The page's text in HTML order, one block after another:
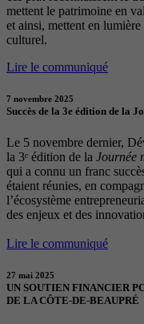
mettent le patrimoine en
et ainsi, mettent en lumière
culturel.
Lire le communiqué
7 novembre 2025
Succès de la 3e édition de la
Le 5 novembre dernier,
la 3ᵉ édition de la Journée
qui a connu un franc
étaient réunies, en
l’écosystème
des enjeux et des
Lire le communiqué
27 mai 2025
UN SOUTIEN FINANCIER
DE LA CÔTE-DE-BEAUPRÉ